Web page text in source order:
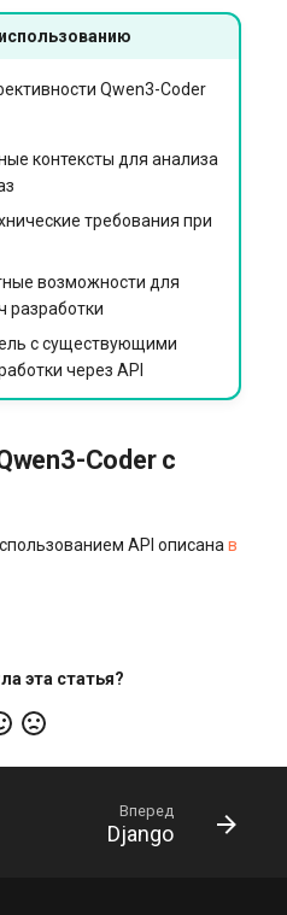
Qwen3-Coder
контексты для анализа
требования при
возможности для
разработки
с существующими
через API
Coder с
API описанав
эта статья?
Вперед
Django